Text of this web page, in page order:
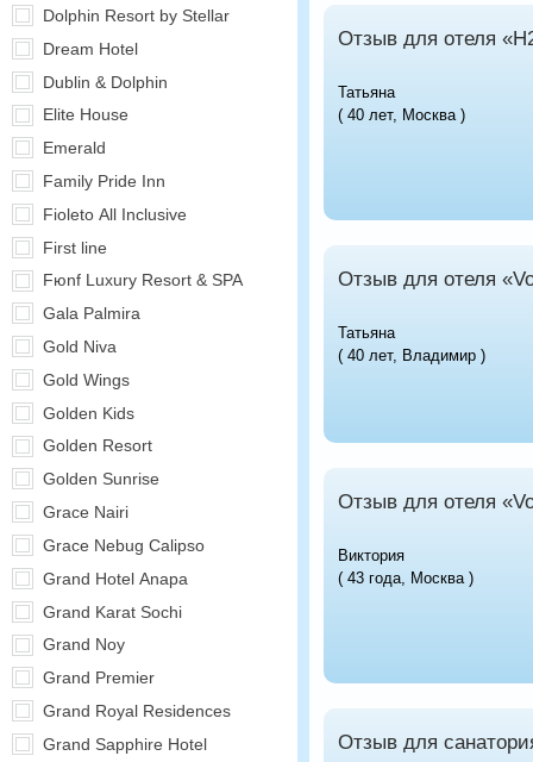
Dolphin Resort by Stellar
Dream Hotel
Dublin & Dolphin
Elite House
Emerald
Family Pride Inn
Fioleto All Inclusive
First line
Fюnf Luxury Resort & SPA
Gala Palmira
Gold Niva
Gold Wings
Golden Kids
Golden Resort
Golden Sunrise
Grace Nairi
Grace Nebug Calipso
Grand Hotel Anapa
Grand Karat Sochi
Grand Noy
Grand Premier
Grand Royal Residences
Grand Sapphire Hotel
Отзыв для отеля
Татьяна
( 40 лет, Москва )
Отзыв для отеля
Татьяна
( 40 лет, Владимир )
Отзыв для отеля
Виктория
( 43 года, Москва )
Отзыв для